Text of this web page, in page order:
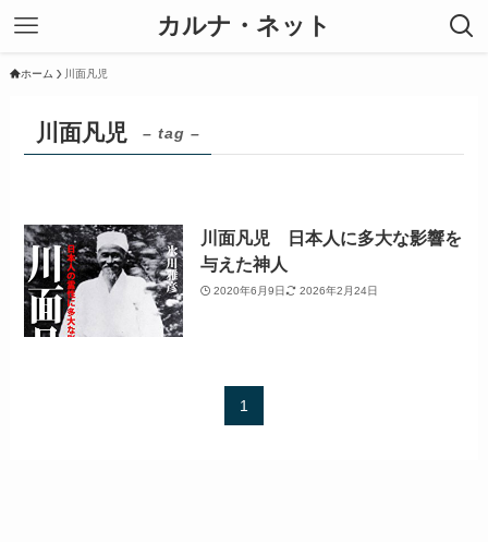
カルナ・ネット
ホーム 川面凡児
川面凡児 – tag –
川面凡児 日本人に多大な影響を
与えた神人
2020年6月9日 2026年2月24日
1